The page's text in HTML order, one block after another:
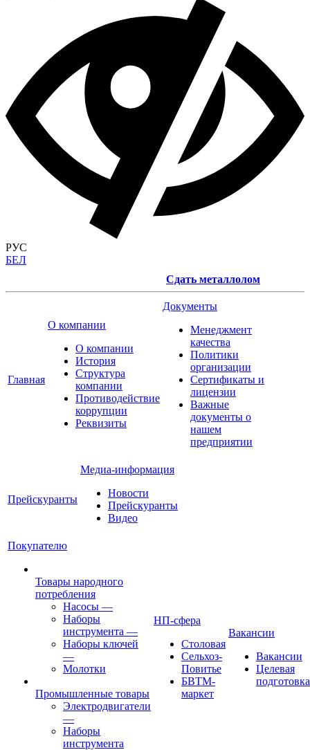
РУС
БЕЛ
Сдать металлолом
Главная
О компании
О компании
История
Структура
компании
Противодействие
коррупции
Реквизиты
Документы
Менеджмент
качества
Политики
организации
Сертификаты и
лицензии
Важные
документы о
нашем
предприятии
Прейскуранты
Медиа-информация
Новости
Прейскуранты
Видео
Покупателю
Товары народного
потребления
Насосы —
Наборы
инструмента —
Наборы ключей
—
Молотки
Промышленные товары
Электродвигатели
—
Наборы
инструмента
НП-сфера
Столовая
Сельхоз-
Повитье
БВТМ-
маркет
Вакансии
Вакансии
Целевая
подготовка